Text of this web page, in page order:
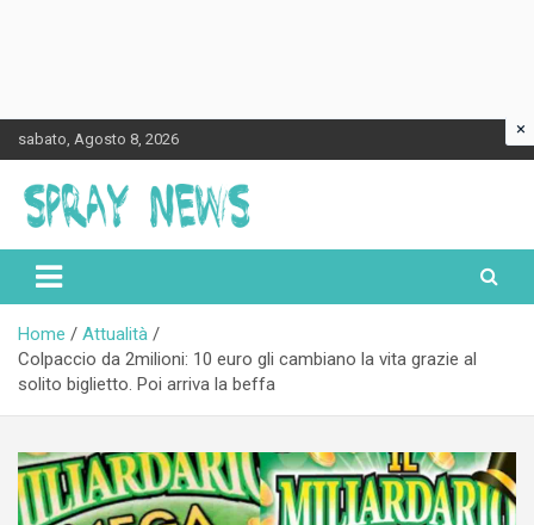
to
content
sabato, Agosto 8, 2026
Spraynews.it
Home
Attualità
Colpaccio da 2milioni: 10 euro gli cambiano la vita grazie al
solito biglietto. Poi arriva la beffa
×